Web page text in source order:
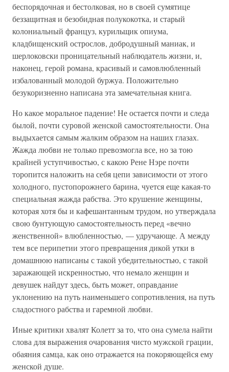
беспорядочная и бестолковая, но в своей сумятице
беззащитная и безобидная полукокотка, и старый
колониальный француз, курильщик опиума,
кладбищенский острослов, добродушный маниак, и
шерлоковски проницательный наблюдатель жизни, и,
наконец, герой романа, красивый и самовлюбленный
избалованный молодой буржуа. Положительно
безукоризненно написана эта замечательная книга.
Но какое моральное падение! Не остается почти и следа
былой, почти суровой женской самостоятельности. Она
выдыхается самым жалким образом на наших глазах.
Жажда любви не только превозмогла все, но за тою
крайней уступчивостью, с какою Рене Нэре почти
торопится наложить на себя цепи зависимости от этого
холодного, пустопорожнего барина, чуется еще какая-то
специальная жажда рабства. Это крушение женщины,
которая хотя бы и кафешантанным трудом, но утверждала
свою бунтующую самостоятельность перед «вечно
женственной» влюбленностью, — удручающе. А между
тем все перипетии этого превращения дикой утки в
домашнюю написаны с такой убедительностью, с такой
заражающей искренностью, что немало женщин и
девушек найдут здесь, быть может, оправдание
уклонению на путь наименьшего сопротивления, на путь
сладостного рабства и гаремной любви.
Иные критики хвалят Колетт за то, что она сумела найти
слова для выражения очарования чисто мужской грации,
обаяния самца, как оно отражается на покоряющейся ему
женской душе.